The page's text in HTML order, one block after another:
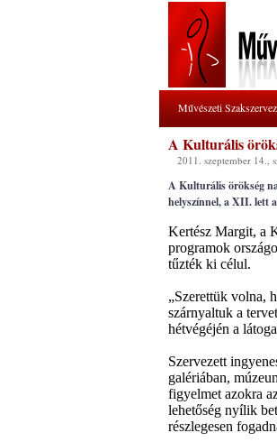
Művészeti
A Kulturális
2011. szeptember 14.,
A Kulturális örökség
helyszínnel, a XII. lett
Kertész Margit, a
programok
tűzték ki célul.
„Szerettük volna,
szárnyaltuk a
hétvégéjén a
Szervezett
galériában,
figyelmet azokra
lehetőség nyílik
részlegesen